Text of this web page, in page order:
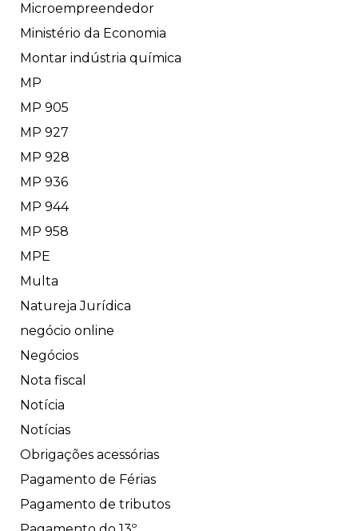
Microempreendedor
Ministério da Economia
Montar indústria química
MP
MP 905
MP 927
MP 928
MP 936
MP 944
MP 958
MPE
Multa
Natureja Jurídica
negócio online
Negócios
Nota fiscal
Notícia
Notícias
Obrigações acessórias
Pagamento de Férias
Pagamento de tributos